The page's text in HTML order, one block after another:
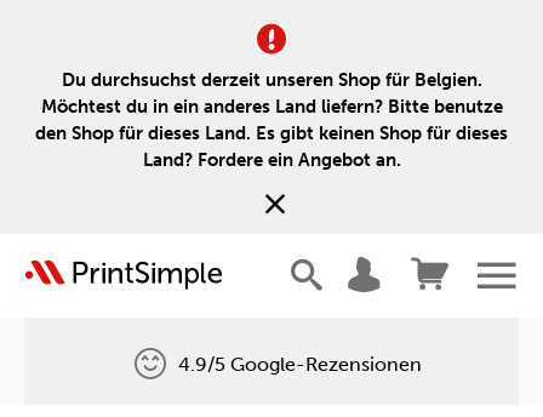
Du durchsuchst derzeit unseren Shop für Belgien.
Möchtest du in ein anderes Land liefern? Bitte benutze
den Shop für dieses Land. Es gibt keinen Shop für dieses
Land? Fordere ein Angebot an.
4.9/5 Google-Rezensionen